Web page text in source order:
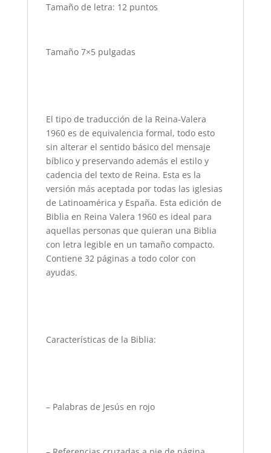
Tamaño de letra: 12 puntos
Tamaño 7×5 pulgadas
El tipo de traducción de la Reina-Valera
1960 es de equivalencia formal, todo esto
sin alterar el sentido básico del mensaje
bíblico y preservando además el estilo y
cadencia del texto de Reina.​ Esta es la
versión más aceptada por todas las iglesias
de Latinoamérica y España. Esta edición de
Biblia en Reina Valera 1960 es ideal para
aquellas personas que quieran una Biblia
con letra legible en un tamaño compacto.
Contiene 32 páginas a todo color con
ayudas.
Características de la Biblia:
– Palabras de Jesús en rojo